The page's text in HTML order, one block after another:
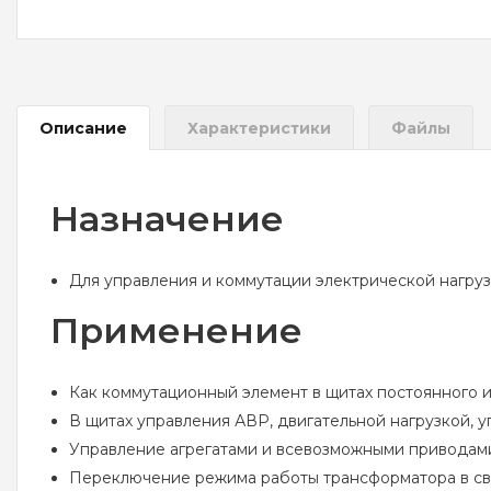
Описание Характеристики Файлы
Назначение
Для управления и коммутации электрической
Применение
Как коммутационный элемент в щитах постоянного
В щитах управления АВР, двигательной
Управление агрегатами и всевозможными
Переключение режима работы трансформатора в